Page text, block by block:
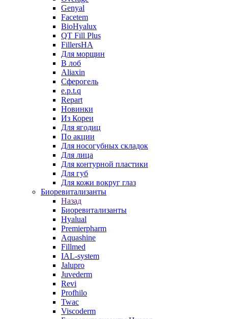
Genyal
Facetem
BioHyalux
QT Fill Plus
FillersHA
Для морщин
В лоб
Aliaxin
Сферогель
e.p.t.q
Repart
Новинки
Из Кореи
Для ягодиц
По акции
Для носогубных складок
Для лица
Для контурной пластики
Для губ
Для кожи вокруг глаз
Биоревитализанты
Назад
Биоревитализанты
Hyalual
Premierpharm
Aquashine
Fillmed
IAL-system
Jalupro
Juvederm
Revi
Profhilo
Twac
Viscoderm